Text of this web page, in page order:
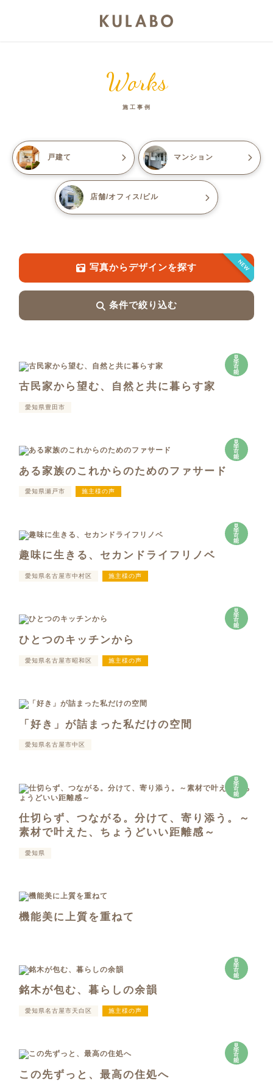
Works
施工事例
戸建て マンション
店舗/オフィス/ビル
NEW
写真からデザインを探す
条件で絞り込む
見
学
可
能
古民家から望む、自然と共に暮らす家
愛知県豊田市
見
学
可
能
ある家族のこれからのためのファサード
愛知県瀬戸市 施主様の声
見
学
可
能
趣味に生きる、セカンドライフリノベ
愛知県名古屋市中村区 施主様の声
見
学
可
能
ひとつのキッチンから
愛知県名古屋市昭和区 施主様の声
「好き」が詰まった私だけの空間
愛知県名古屋市中区
見
学
可
能
仕切らず、つながる。分けて、寄り添う。～
素材で叶えた、ちょうどいい距離感～
愛知県
機能美に上質を重ねて
見
学
可
能
銘木が包む、暮らしの余韻
愛知県名古屋市天白区 施主様の声
見
学
可
能
この先ずっと、最高の住処へ